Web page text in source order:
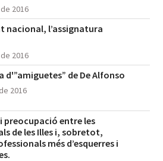
2016
nacional, l’assignatura
2016
d'”amiguetes” de De Alfonso
2016
preocupació entre les
de les Illes i, sobretot,
més d’esquerres i